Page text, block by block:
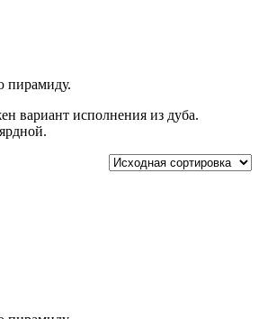
пирамиду.
вариант исполнения из дуба.